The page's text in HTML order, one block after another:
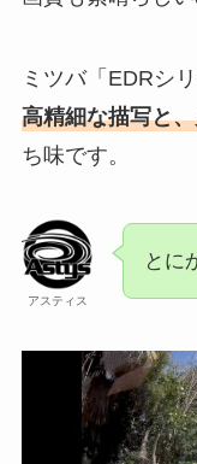
ミツバ「EDRシ
高精細な描写と
ち味です。
アスティス
とに